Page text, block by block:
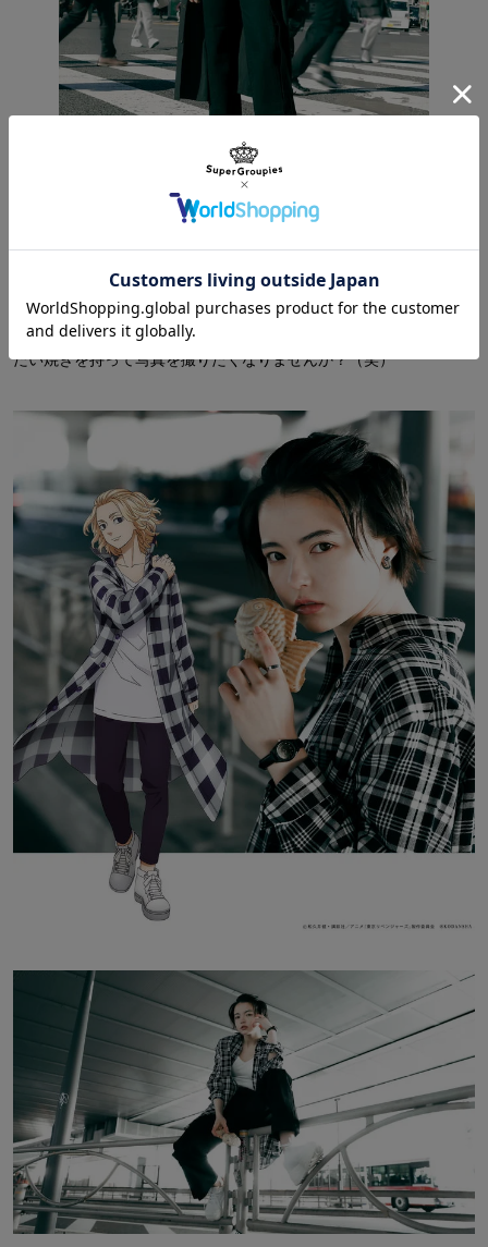
私服っぽコーデ
チェックシャツにポンパヘアで分かる人には分かる！
たい焼きを持って写真を撮りたくなりませんか？（笑）